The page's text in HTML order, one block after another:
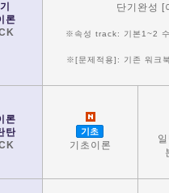
론
단기완성 [
※속성 track: 기본1~2
※[문제적용]: 기존 워크
론
탄
기초
기초이론